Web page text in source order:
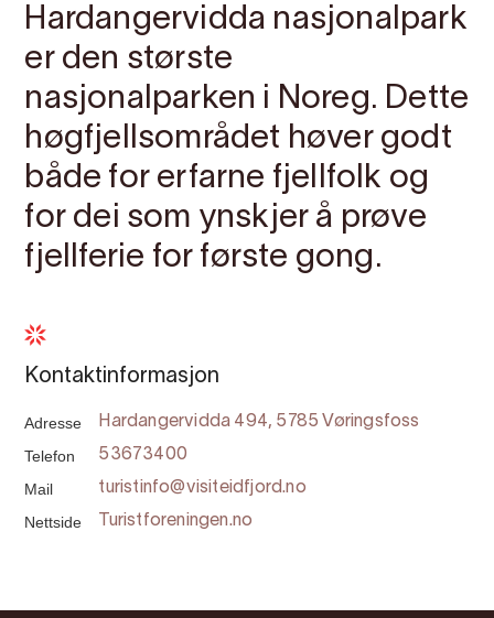
Hardangervidda nasjonalpark
er den største
nasjonalparken i Noreg. Dette
høgfjellsområdet høver godt
både for erfarne fjellfolk og
for dei som ynskjer å prøve
fjellferie for første gong.
Kontaktinformasjon
Adresse Hardangervidda 494, 5785 Vøringsfoss
Telefon 53673400
Mail turistinfo@visiteidfjord.no
Nettside Turistforeningen.no